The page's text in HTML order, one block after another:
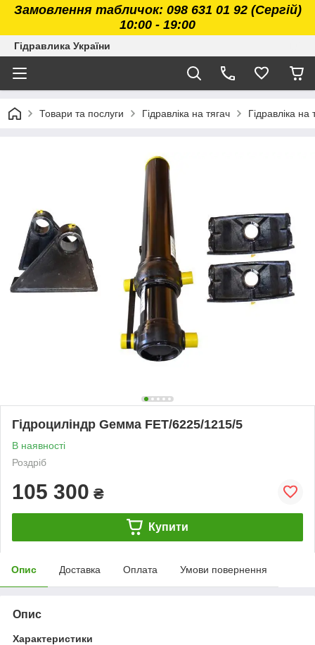
Замовлення табличок: 098 631 01 92 (Сергій)
10:00 - 19:00
Гідравлика України
Товари та послуги Гідравліка на тягач Гідравліка
Гідроциліндр Gемма FET/6225/1215/5
В наявності
Роздріб
105 300 ₴
Купити
Опис Доставка Оплата Умови повернення
Опис
Характеристики